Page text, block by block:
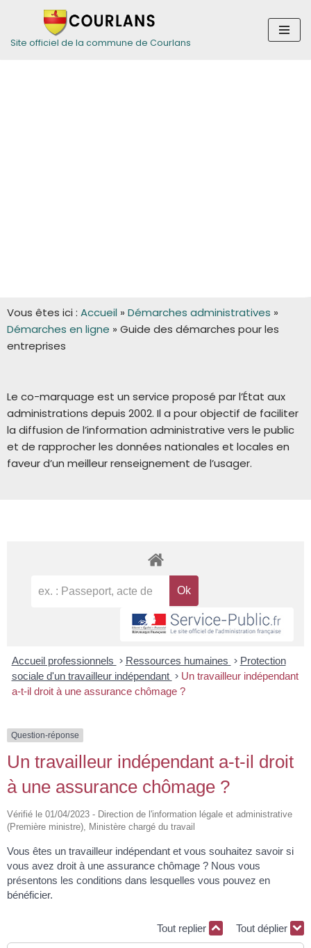
Aller
Site officiel de la commune de Courlans
Vous êtes ici : Accueil » Démarches administratives »
Démarches en ligne » Guide des démarches pour les
entreprises
Le co-marquage est un service proposé par l’État aux
administrations depuis 2002. Il a pour objectif de faciliter
la diffusion de l’information administrative vers le public
et de rapprocher les données nationales et locales en
faveur d’un meilleur renseignement de l’usager.
Accueil professionnels > Ressources humaines > Protection
sociale d'un travailleur indépendant > Un travailleur indépendant
a-t-il droit à une assurance chômage ?
Question-réponse
Un travailleur indépendant a-t-il droit
à une assurance chômage ?
Vérifié le 01/04/2023 - Direction de l'information légale et administrative
(Première ministre), Ministère chargé du travail
Vous êtes un travailleur indépendant et vous souhaitez savoir si
vous avez droit à une assurance chômage ? Nous vous
présentons les conditions dans lesquelles vous pouvez en
bénéficier.
Tout replier Tout déplier